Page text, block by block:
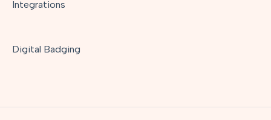
Integrations
Digital Badging